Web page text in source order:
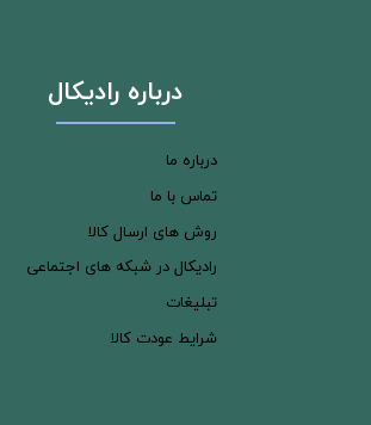
درباره رادیکال
درباره ما
تماس با ما
روش های ارسال کالا
رادیکال در شبکه های اجتماعی
تبلیغات
شرایط عودت کالا